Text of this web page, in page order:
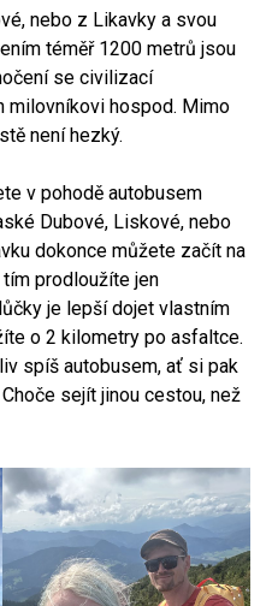
nebo z Likavky a svou
téměř 1200 metrů jsou
se civilizací
milovníkovi hospod. Mimo
není hezký.
v pohodě autobusem
Dubové, Liskové, nebo
dokonce můžete začít na
prodloužíte jen
je lepší dojet vlastním
o 2 kilometry po asfaltce.
spíš autobusem, ať si pak
sejít jinou cestou, než